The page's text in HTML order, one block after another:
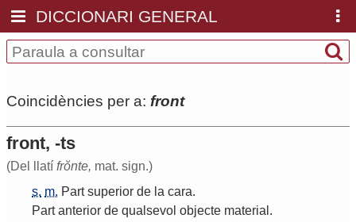
DICCIONARI GENERAL
Coincidències per a: front
front, -ts
(Del llatí frŏnte, mat. sign.)
s. m. Part superior de la cara.
Part anterior de qualsevol objecte material .